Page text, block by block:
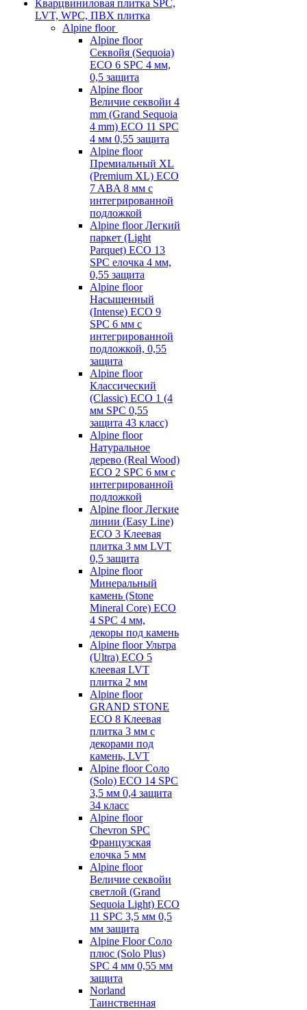
Кварцвиниловая плитка SPC,
LVT, WPC, ПВХ плитка
Alpine floor
Alpine floor
Секвойя (Sequoia)
ECO 6 SPC 4 мм,
0,5 защита
Alpine floor
Величие секвойи 4
mm (Grand Sequoia
4 mm) ECO 11 SPC
4 мм 0,55 защита
Alpine floor
Премиальный XL
(Premium XL) ECO
7 ABA 8 мм с
интегрированной
подложкой
Alpine floor Легкий
паркет (Light
Parquet) ECO 13
SPC елочка 4 мм,
0,55 защита
Alpine floor
Насыщенный
(Intense) ECO 9
SPC 6 мм с
интегрированной
подложкой, 0,55
защита
Alpine floor
Классический
(Classic) ECO 1 (4
мм SPC 0,55
защита 43 класс)
Alpine floor
Натуральное
дерево (Real Wood)
ECO 2 SPC 6 мм с
интегрированной
подложкой
Alpine floor Легкие
линии (Easy Line)
ECO 3 Клеевая
плитка 3 мм LVT
0,5 защита
Alpine floor
Минеральный
камень (Stone
Mineral Core) ECO
4 SPC 4 мм,
декоры под камень
Alpine floor Ультра
(Ultra) ECO 5
клеевая LVT
плитка 2 мм
Alpine floor
GRAND STONE
ECO 8 Клеевая
плитка 3 мм с
декорами под
камень, LVT
Alpine floor Соло
(Solo) ECO 14 SPC
3,5 мм 0,4 защита
34 класс
Alpine floor
Chevron SPC
Французская
елочка 5 мм
Alpine floor
Величие секвойи
светлой (Grand
Sequoia Light) ECO
11 SPC 3,5 мм 0,5
мм защита
Alpine Floor Соло
плюс (Solo Plus)
SPC 4 мм 0,55 мм
защита
Norland
Таинственная